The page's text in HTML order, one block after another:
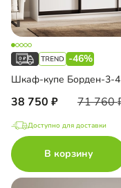
-46%
Шкаф-купе Борден-3-4
38 750 71 760
Доступно для доставки
В корзину